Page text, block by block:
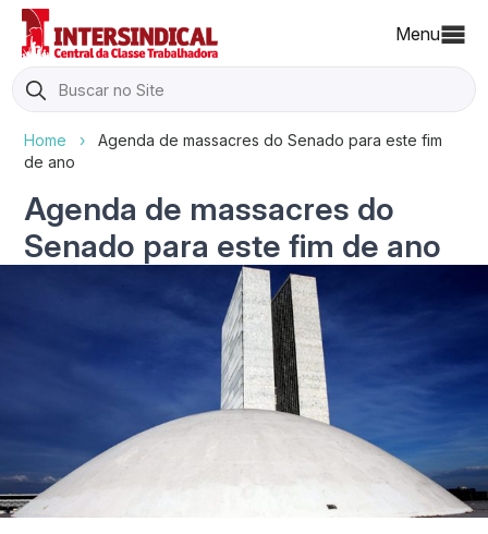
Menu
Search
for:
Home ›
Agenda de massacres do Senado para este fim
de ano
Agenda de massacres do
Senado para este fim de ano